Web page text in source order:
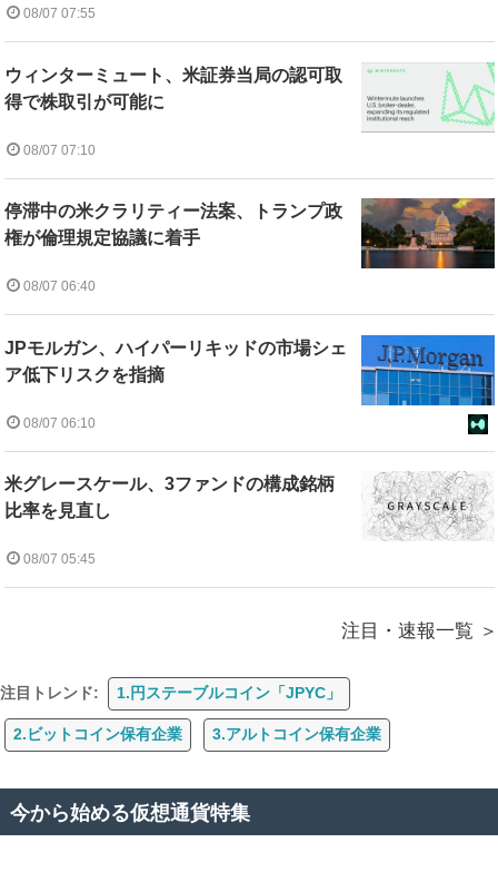
08/07 07:55
ウィンターミュート、米証券当局の認可取
得で株取引が可能に
08/07 07:10
停滞中の米クラリティー法案、トランプ政
権が倫理規定協議に着手
08/07 06:40
JPモルガン、ハイパーリキッドの市場シェ
ア低下リスクを指摘
08/07 06:10
米グレースケール、3ファンドの構成銘柄
比率を見直し
08/07 05:45
注目・速報一覧
注目トレンド: 1.円ステーブルコイン「JPYC」
2.ビットコイン保有企業 3.アルトコイン保有企業
今から始める仮想通貨特集